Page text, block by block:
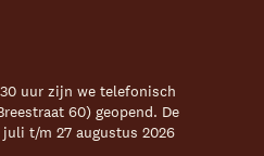
uur zijn we telefonisch
60) geopend. De
t/m 27 augustus 2026